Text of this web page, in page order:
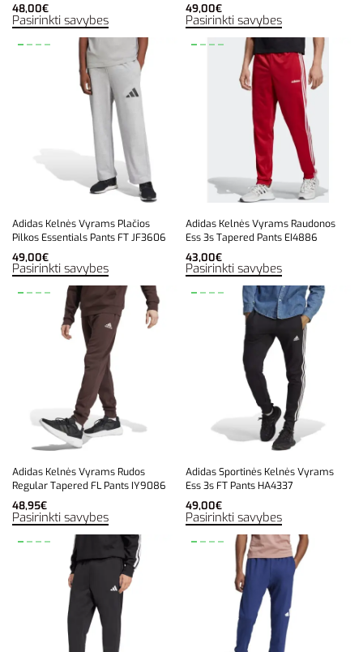
48,00€
Pasirinkti savybes
49,00€
Pasirinkti savybes
Adidas Kelnės Vyrams Plačios
Pilkos Essentials Pants FT JF3606
49,00€
Pasirinkti savybes
Adidas Kelnės Vyrams Raudonos
Ess 3s Tapered Pants EI4886
43,00€
Pasirinkti savybes
Adidas Kelnės Vyrams Rudos
Regular Tapered FL Pants IY9086
48,95€
Pasirinkti savybes
Adidas Sportinės Kelnės Vyrams
Ess 3s FT Pants HA4337
49,00€
Pasirinkti savybes